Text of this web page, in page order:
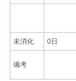
未消化 0日
備考